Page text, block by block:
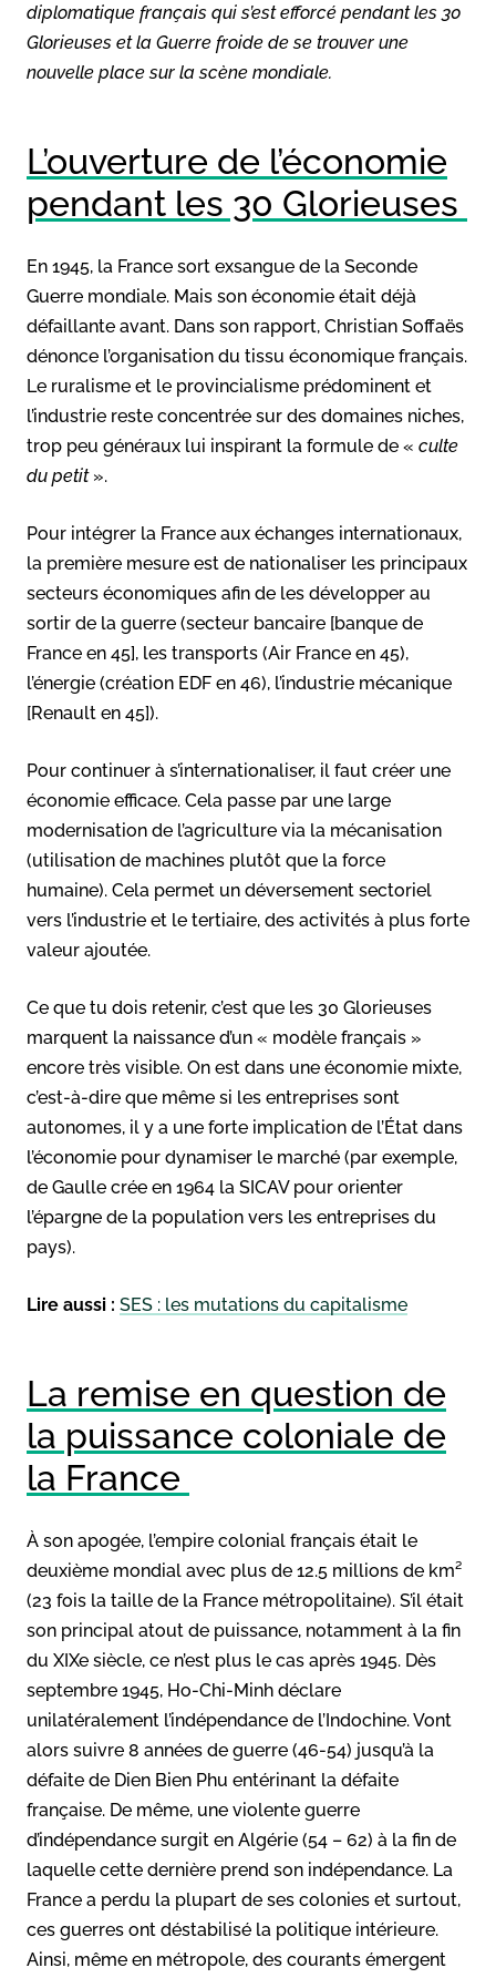
diplomatique français qui s’est efforcé pendant les 30
Glorieuses et la Guerre froide de se trouver une
nouvelle place sur la scène mondiale.
L’ouverture de l’économie
pendant les 30 Glorieuses
En 1945, la France sort exsangue de la Seconde
Guerre mondiale. Mais son économie était déjà
défaillante avant. Dans son rapport, Christian Soffaës
dénonce l’organisation du tissu économique français.
Le ruralisme et le provincialisme prédominent et
l’industrie reste concentrée sur des domaines niches,
trop peu généraux lui inspirant la formule de « culte
du petit».
Pour intégrer la France aux échanges internationaux,
la première mesure est de nationaliser les principaux
secteurs économiques afin de les développer au
sortir de la guerre (secteur bancaire [banque de
France en 45], les transports (Air France en 45),
l’énergie (création EDF en 46), l’industrie mécanique
[Renault en 45]).
Pour continuer à s’internationaliser, il faut créer une
économie efficace. Cela passe par une large
modernisation de l’agriculture via la mécanisation
(utilisation de machines plutôt que la force
humaine). Cela permet un déversement sectoriel
vers l’industrie et le tertiaire, des activités à plus forte
valeur ajoutée.
Ce que tu dois retenir, c’est que les 30 Glorieuses
marquent la naissance d’un « modèle français »
encore très visible. On est dans une économie mixte,
c’est-à-dire que même si les entreprises sont
autonomes, il y a une forte implication de l’État dans
l’économie pour dynamiser le marché (par exemple,
de Gaulle crée en 1964 la SICAV pour orienter
l’épargne de la population vers les entreprises du
pays).
Lire aussi : SES : les mutations du capitalisme
La remise en question de
la puissance coloniale de
la France
À son apogée, l’empire colonial français était le
deuxième mondial avec plus de 12.5 millions de km²
(23 fois la taille de la France métropolitaine). S’il était
son principal atout de puissance, notamment à la fin
du XIXe siècle, ce n’est plus le cas après 1945. Dès
septembre 1945, Ho-Chi-Minh déclare
unilatéralement l’indépendance de l’Indochine. Vont
alors suivre 8 années de guerre (46-54) jusqu’à la
défaite de Dien Bien Phu entérinant la défaite
française. De même, une violente guerre
d’indépendance surgit en Algérie (54 – 62) à la fin de
laquelle cette dernière prend son indépendance. La
France a perdu la plupart de ses colonies et surtout,
ces guerres ont déstabilisé la politique intérieure.
Ainsi, même en métropole, des courants émergent